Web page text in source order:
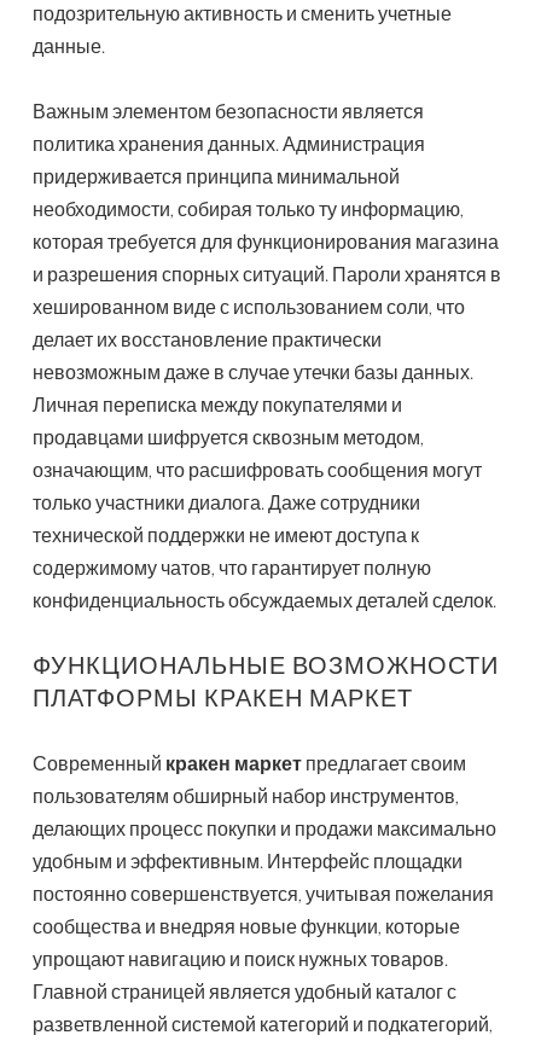
подозрительную активность и сменить учетные
данные.
Важным элементом безопасности является
политика хранения данных. Администрация
придерживается принципа минимальной
необходимости, собирая только ту информацию,
которая требуется для функционирования магазина
и разрешения спорных ситуаций. Пароли хранятся в
хешированном виде с использованием соли, что
делает их восстановление практически
невозможным даже в случае утечки базы данных.
Личная переписка между покупателями и
продавцами шифруется сквозным методом,
означающим, что расшифровать сообщения могут
только участники диалога. Даже сотрудники
технической поддержки не имеют доступа к
содержимому чатов, что гарантирует полную
конфиденциальность обсуждаемых деталей сделок.
ФУНКЦИОНАЛЬНЫЕ ВОЗМОЖНОСТИ
ПЛАТФОРМЫ КРАКЕН МАРКЕТ
Современный кракен маркет предлагает своим
пользователям обширный набор инструментов,
делающих процесс покупки и продажи максимально
удобным и эффективным. Интерфейс площадки
постоянно совершенствуется, учитывая пожелания
сообщества и внедряя новые функции, которые
упрощают навигацию и поиск нужных товаров.
Главной страницей является удобный каталог с
разветвленной системой категорий и подкатегорий,